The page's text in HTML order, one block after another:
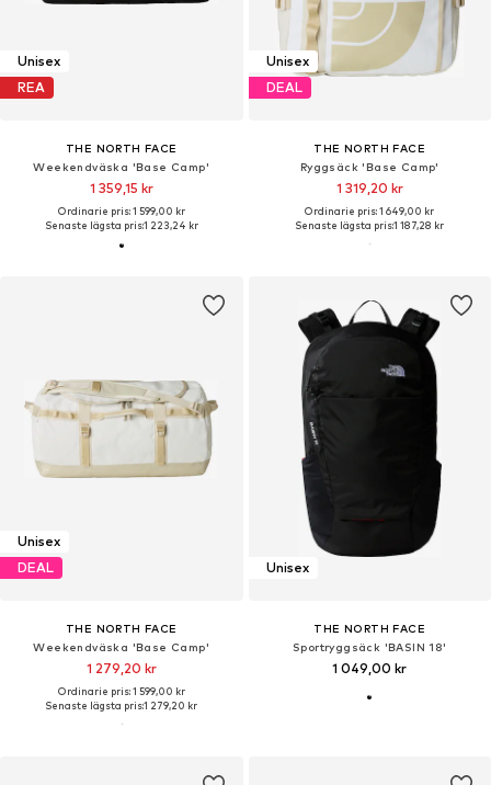
Unisex
REA
THE NORTH FACE
Weekendväska 'Base Camp'
1 359,15 kr
Ordinarie pris: 1 599,00 kr
Senaste lägsta pris:1 223,24 kr
Unisex
DEAL
THE NORTH FACE
Ryggsäck 'Base Camp'
1 319,20 kr
Ordinarie pris: 1 649,00 kr
Senaste lägsta pris:1 187,28 kr
Unisex
DEAL
THE NORTH FACE
Weekendväska 'Base Camp'
1 279,20 kr
Ordinarie pris: 1 599,00 kr
Senaste lägsta pris:1 279,20 kr
Unisex
THE NORTH FACE
Sportryggsäck 'BASIN 18'
1 049,00 kr